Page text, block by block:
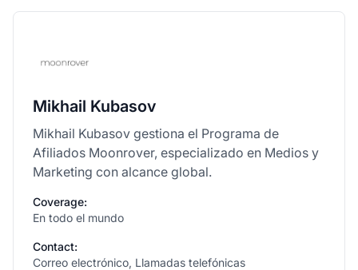
Mikhail Kubasov
Mikhail Kubasov gestiona el Programa de
Afiliados Moonrover, especializado en Medios y
Marketing con alcance global.
Coverage:
En todo el mundo
Contact:
Correo electrónico, Llamadas telefónicas